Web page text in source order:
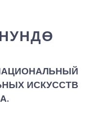
ИСКУССТВ